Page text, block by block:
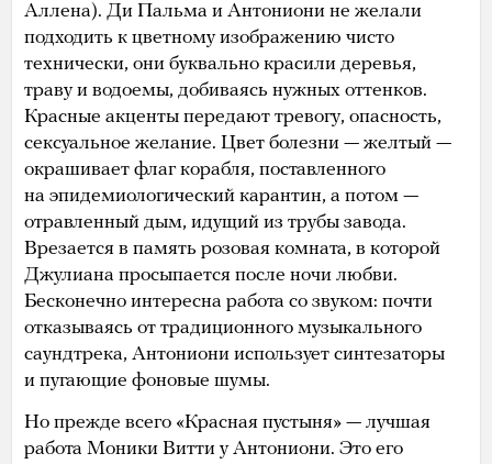
Аллена). Ди Пальма и Антониони не желали
подходить к цветному изображению чисто
технически, они буквально красили деревья,
траву и водоемы, добиваясь нужных оттенков.
Красные акценты передают тревогу, опасность,
сексуальное желание. Цвет болезни — желтый —
окрашивает флаг корабля, поставленного
на эпидемиологический карантин, а потом —
отравленный дым, идущий из трубы завода.
Врезается в память розовая комната, в которой
Джулиана просыпается после ночи любви.
Бесконечно интересна работа со звуком: почти
отказываясь от традиционного музыкального
саундтрека, Антониони использует синтезаторы
и пугающие фоновые шумы.
Но прежде всего «Красная пустыня» — лучшая
работа Моники Витти у Антониони. Это его